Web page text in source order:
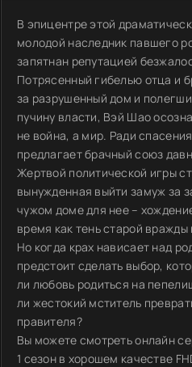
В эпицентре этой
молодой наследник павшего
запятнан репутацией
Потрясенный гибелью отца и
за разрушенный дом и
пучину власти, Вэй Шао
не война, а мир. Ради
предлагает брачный союз
Жертвой политической игры
вынужденная выйти замуж за
чужом доме для нее –
время как тень старой
Но когда крах нависает над
предстоит сделать выбор,
ли любовь родиться на
ли жестокий мститель
правителя?
Вы можете смотреть онлайн
1 сезон в хорошем качестве